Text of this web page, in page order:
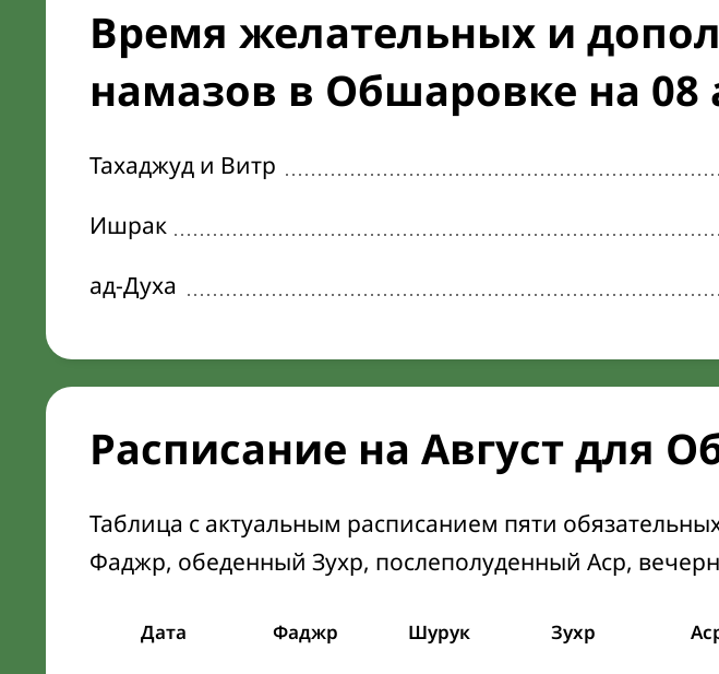
Время желательных и
намазов в Обшаровке на 08
Тахаджуд и Витр
Ишрак
ад-Духа
Расписание на Август для
Таблица с актуальным расписанием пяти
Фаджр, обеденный Зухр, послеполуденный Аср,
Дата Фаджр Шурук Зухр